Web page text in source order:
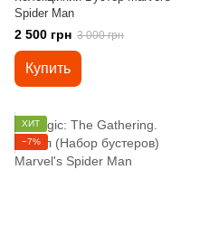
Spider Man
2 500 грн 3 000 грн
Купить
ХИТ
−7%